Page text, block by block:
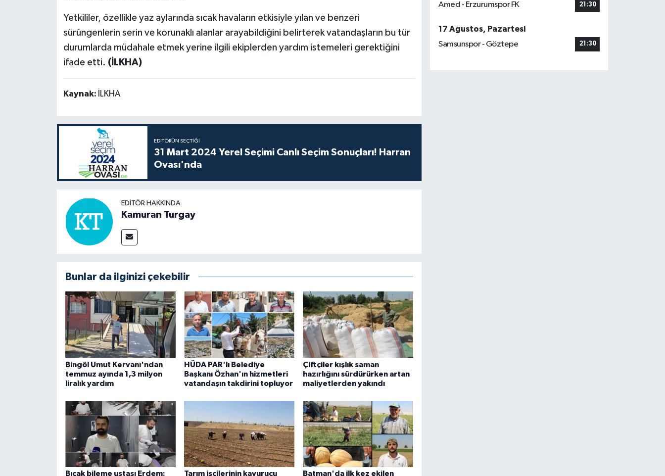
Yetkililer, özellikle yaz aylarında sıcak havaların etkisiyle yılan ve benzeri
sürüngenlerin serin ve korunaklı alanlar arayabildiğini belirterek vatandaşların bu tür
durumlarda müdahale etmek yerine ilgili ekiplerden yardım istemeleri gerektiğini
ifade etti. (İLKHA)
Kaynak: İLKHA
EDITÖRÜN SEÇTIĞI
31 Mart 2024 Yerel Seçimi Canlı Seçim Sonuçları! Harran
Ovası'nda
EDITÖR HAKKINDA
Kamuran Turgay
Bunlar da ilginizi çekebilir
Bingöl Umut Kervanı'ndan
temmuz ayında 1,3 milyon
liralık yardım
HÜDA PAR'lı Belediye
Başkanı Özhan'ın hizmetleri
vatandaşın takdirini topluyor
Çiftçiler kışlık saman
hazırlığını sürdürürken artan
maliyetlerden yakındı
Bıçak bileme ustası Erdem:
Tarım işçilerinin kavurucu
Batman'da ilk kez ekilen
Amed - Erzurumspor FK 21:30
17 Ağustos, Pazartesi
Samsunspor - Göztepe
21:30